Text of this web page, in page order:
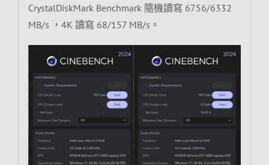
CrystalDiskMark Benchmark 隨機讀寫 6756/6332
MB/s ，4K 讀寫 68/157 MB/s。